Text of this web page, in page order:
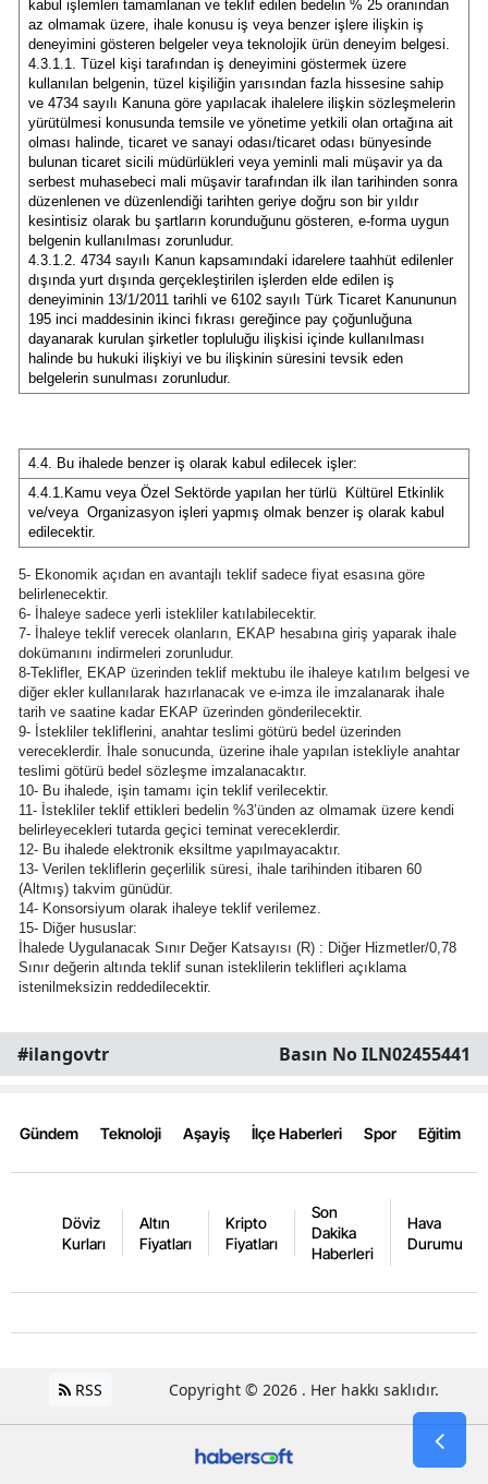
Kütahya
Malatya
Manisa
Kahramanmaraş
Mardin
Muğla
Muş
Nevşehir
Niğde
Rize
Sakarya
Samsun
Sinop
Sivas
Tekirdağ
Trabzon
Tunceli
Uşak
Yozgat
Zonguldak
Aksaray
Bayburt
Karaman
Kırıkkale
Bartın
kabul işlemleri tamamlanan ve teklif edilen bedelin % 25 oranından
az olmamak üzere, ihale konusu iş veya benzer işlere ilişkin iş
deneyimini gösteren belgeler veya teknolojik ürün deneyim belgesi.
4.3.1.1. Tüzel kişi tarafından iş deneyimini göstermek üzere
kullanılan belgenin, tüzel kişiliğin yarısından fazla hissesine sahip
ve 4734 sayılı Kanuna göre yapılacak ihalelere ilişkin sözleşmelerin
yürütülmesi konusunda temsile ve yönetime yetkili olan ortağına ait
olması halinde, ticaret ve sanayi odası/ticaret odası bünyesinde
bulunan ticaret sicili müdürlükleri veya yeminli mali müşavir ya da
serbest muhasebeci mali müşavir tarafından ilk ilan tarihinden sonra
düzenlenen ve düzenlendiği tarihten geriye doğru son bir yıldır
kesintisiz olarak bu şartların korunduğunu gösteren, e-forma uygun
belgenin kullanılması zorunludur.
4.3.1.2. 4734 sayılı Kanun kapsamındaki idarelere taahhüt edilenler
dışında yurt dışında gerçekleştirilen işlerden elde edilen iş
deneyiminin 13/1/2011 tarihli ve 6102 sayılı Türk Ticaret Kanununun
195 inci maddesinin ikinci fıkrası gereğince pay çoğunluğuna
dayanarak kurulan şirketler topluluğu ilişkisi içinde kullanılması
halinde bu hukuki ilişkiyi ve bu ilişkinin süresini tevsik eden
belgelerin sunulması zorunludur.
4.4. Bu ihalede benzer iş olarak kabul edilecek işler:
4.4.1.Kamu veya Özel Sektörde yapılan her türlü Kültürel Etkinlik
ve/veya Organizasyon işleri yapmış olmak benzer iş olarak kabul
edilecektir.
5- Ekonomik açıdan en avantajlı teklif sadece fiyat esasına göre
belirlenecektir.
6- İhaleye sadece yerli istekliler katılabilecektir.
7- İhaleye teklif verecek olanların, EKAP hesabına giriş yaparak ihale
dokümanını indirmeleri zorunludur.
8-Teklifler, EKAP üzerinden teklif mektubu ile ihaleye katılım belgesi ve
diğer ekler kullanılarak hazırlanacak ve e-imza ile imzalanarak ihale
tarih ve saatine kadar EKAP üzerinden gönderilecektir.
9- İstekliler tekliflerini, anahtar teslimi götürü bedel üzerinden
vereceklerdir. İhale sonucunda, üzerine ihale yapılan istekliyle anahtar
teslimi götürü bedel sözleşme imzalanacaktır.
10- Bu ihalede, işin tamamı için teklif verilecektir.
11- İstekliler teklif ettikleri bedelin %3’ünden az olmamak üzere kendi
belirleyecekleri tutarda geçici teminat vereceklerdir.
12- Bu ihalede elektronik eksiltme yapılmayacaktır.
13- Verilen tekliflerin geçerlilik süresi, ihale tarihinden itibaren 60
(Altmış) takvim günüdür.
14- Konsorsiyum olarak ihaleye teklif verilemez.
15- Diğer hususlar:
İhalede Uygulanacak Sınır Değer Katsayısı (R) : Diğer Hizmetler/0,78
Sınır değerin altında teklif sunan isteklilerin teklifleri açıklama
istenilmeksizin reddedilecektir.
#ilangovtr Basın No ILN02455441
Gündem Teknoloji Aşayiş İlçe Haberleri Spor Eğitim
Döviz
Kurları
Altın
Fiyatları
Kripto
Fiyatları
Son
Dakika
Haberleri
Hava
Durumu
RSS Copyright © 2026 . Her hakkı saklıdır.